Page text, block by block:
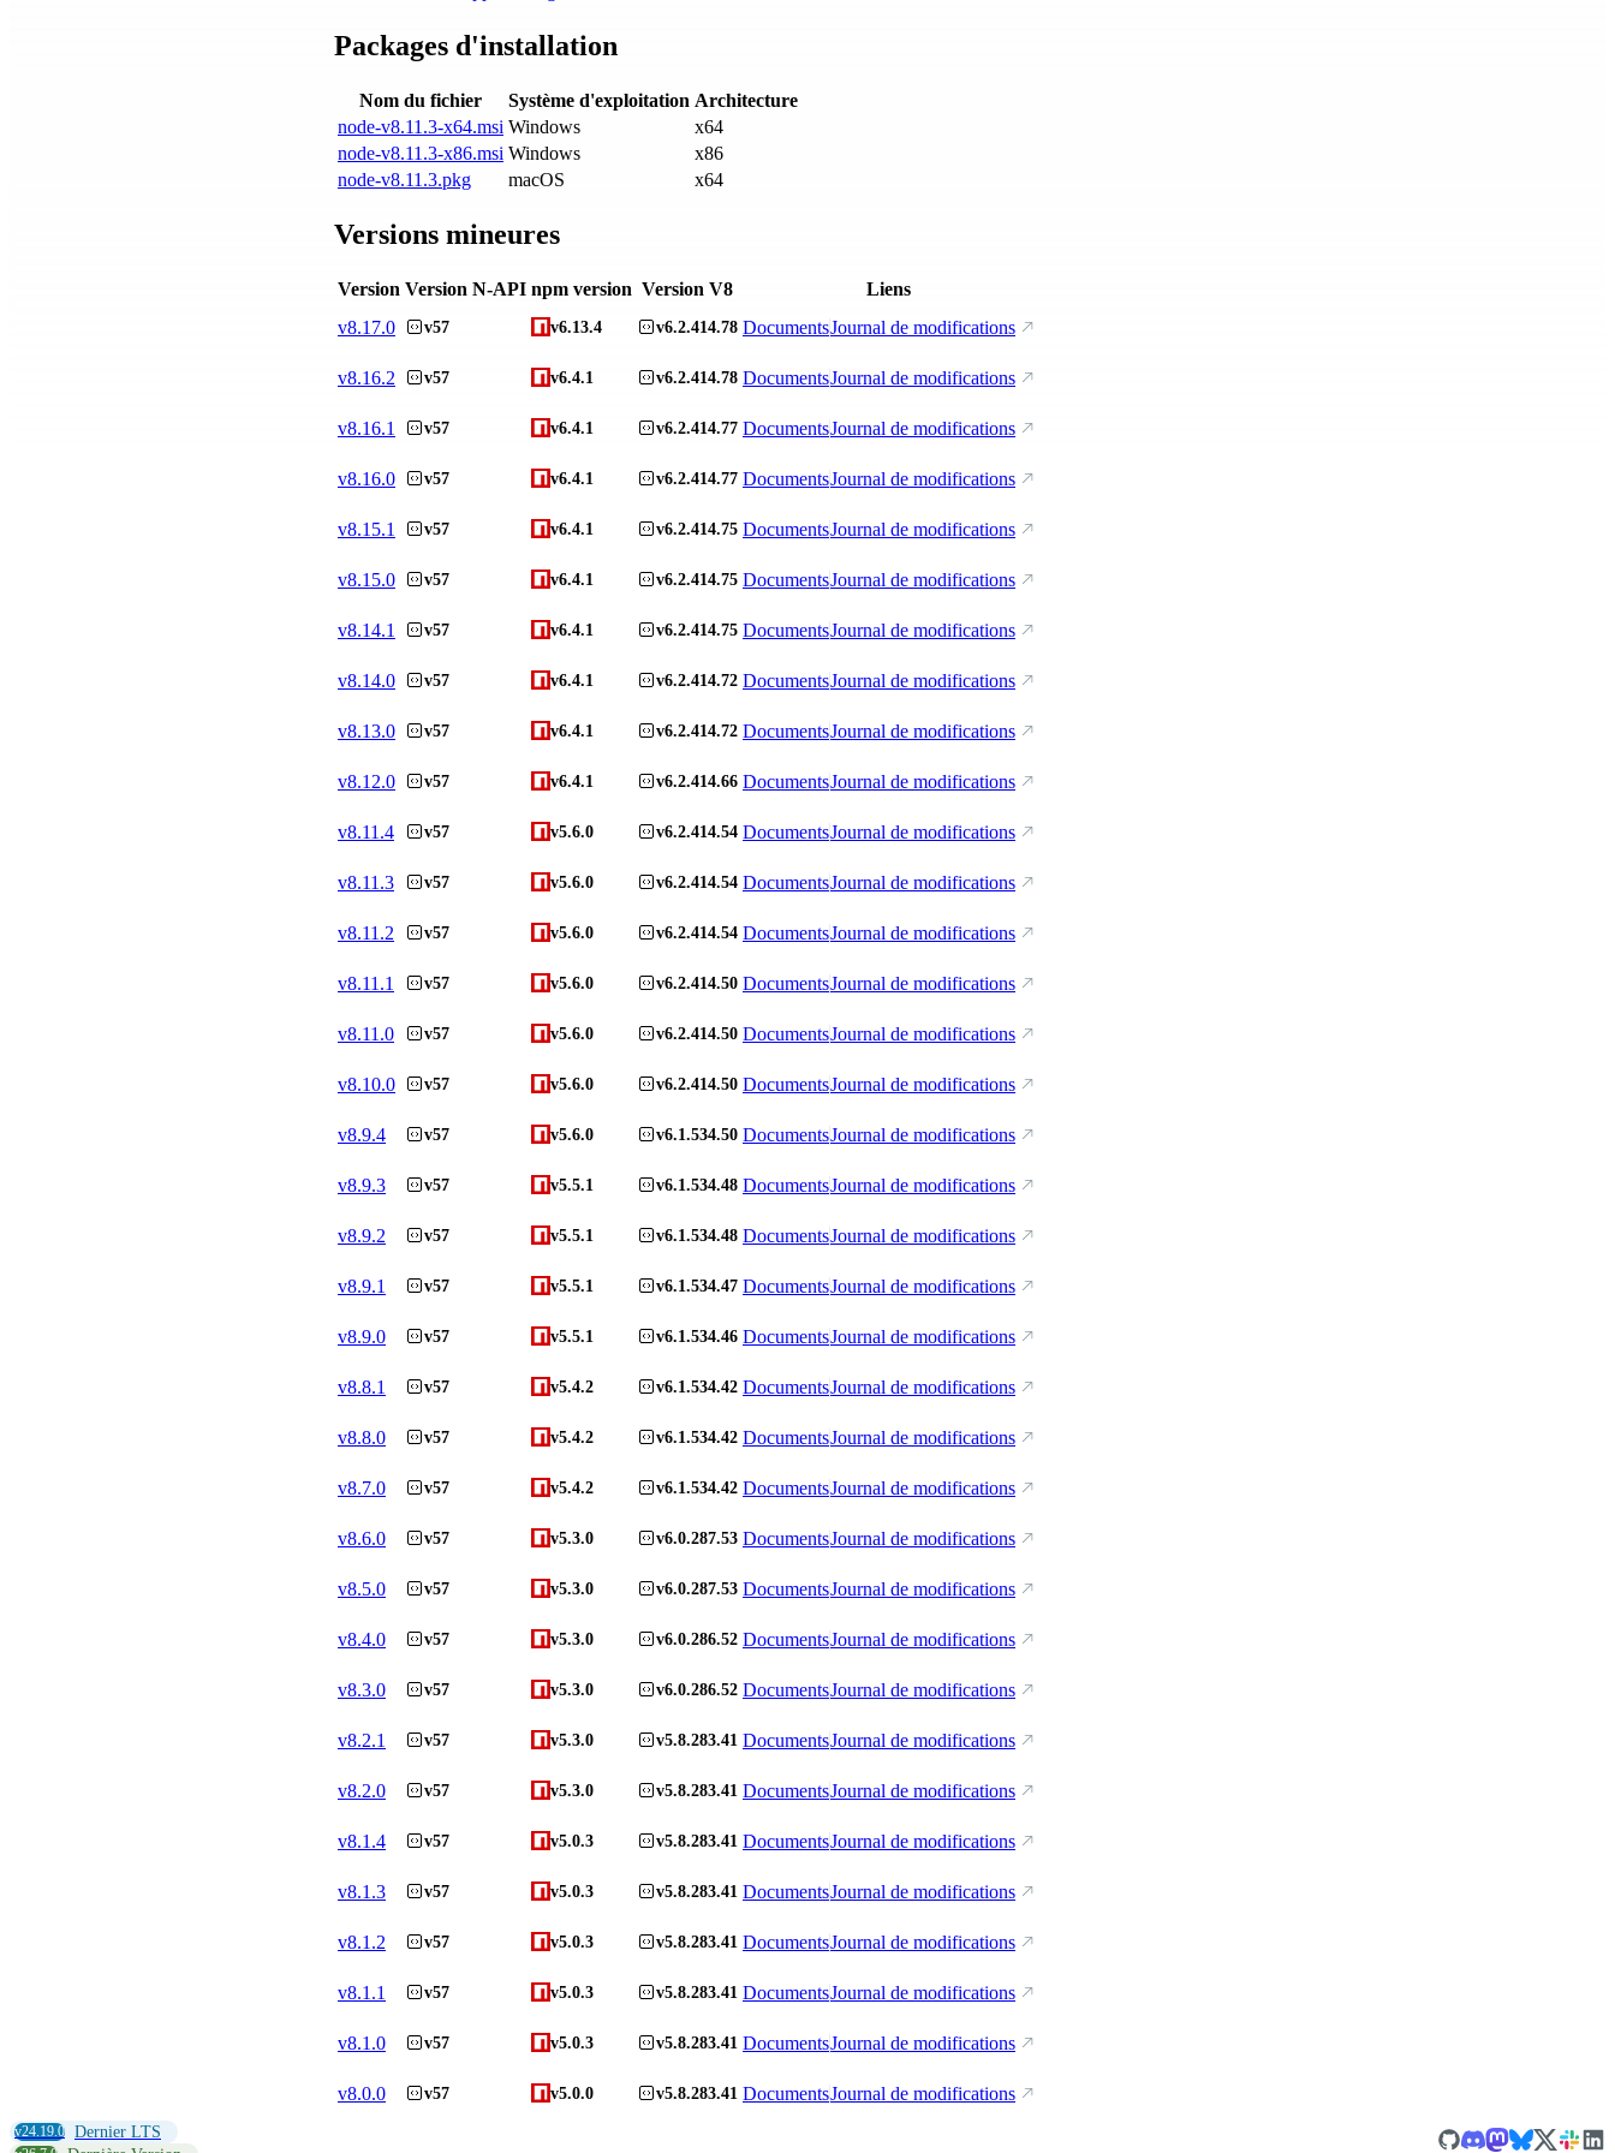
Packages d'installation
Nom du fichier Système d'exploitation Architecture
node-v8.11.3-x64.msi Windows
x64
node-v8.11.3-x86.msi Windows
x86
node-v8.11.3.pkg
macOS x64
Versions mineures
Version Version N-API npm version Version V8
Liens
v8.17.0 v57 v6.13.4 v6.2.414.78 DocumentsJournal de modifications
v8.16.2 v57 v6.4.1 v6.2.414.78 DocumentsJournal de modifications
v8.16.1 v57 v6.4.1 v6.2.414.77 DocumentsJournal de modifications
v8.16.0 v57 v6.4.1 v6.2.414.77 DocumentsJournal de modifications
v8.15.1 v57 v6.4.1 v6.2.414.75 DocumentsJournal de modifications
v8.15.0 v57 v6.4.1 v6.2.414.75 DocumentsJournal de modifications
v8.14.1 v57 v6.4.1 v6.2.414.75 DocumentsJournal de modifications
v8.14.0 v57 v6.4.1 v6.2.414.72 DocumentsJournal de modifications
v8.13.0 v57 v6.4.1 v6.2.414.72 DocumentsJournal de modifications
v8.12.0 v57 v6.4.1 v6.2.414.66 DocumentsJournal de modifications
v8.11.4 v57 v5.6.0 v6.2.414.54 DocumentsJournal de modifications
v8.11.3 v57 v5.6.0 v6.2.414.54 DocumentsJournal de modifications
v8.11.2 v57 v5.6.0 v6.2.414.54 DocumentsJournal de modifications
v8.11.1 v57 v5.6.0 v6.2.414.50 DocumentsJournal de modifications
v8.11.0 v57 v5.6.0 v6.2.414.50 DocumentsJournal de modifications
v8.10.0 v57 v5.6.0 v6.2.414.50 DocumentsJournal de modifications
v8.9.4 v57 v5.6.0 v6.1.534.50 DocumentsJournal de modifications
v8.9.3 v57 v5.5.1 v6.1.534.48 DocumentsJournal de modifications
v8.9.2 v57 v5.5.1 v6.1.534.48 DocumentsJournal de modifications
v8.9.1 v57 v5.5.1 v6.1.534.47 DocumentsJournal de modifications
v8.9.0 v57 v5.5.1 v6.1.534.46 DocumentsJournal de modifications
v8.8.1 v57 v5.4.2 v6.1.534.42 DocumentsJournal de modifications
v8.8.0 v57 v5.4.2 v6.1.534.42 DocumentsJournal de modifications
v8.7.0 v57 v5.4.2 v6.1.534.42 DocumentsJournal de modifications
v8.6.0 v57 v5.3.0 v6.0.287.53 DocumentsJournal de modifications
v8.5.0 v57 v5.3.0 v6.0.287.53 DocumentsJournal de modifications
v8.4.0 v57 v5.3.0 v6.0.286.52 DocumentsJournal de modifications
v8.3.0 v57 v5.3.0 v6.0.286.52 DocumentsJournal de modifications
v8.2.1 v57 v5.3.0 v5.8.283.41 DocumentsJournal de modifications
v8.2.0 v57 v5.3.0 v5.8.283.41 DocumentsJournal de modifications
v8.1.4 v57 v5.0.3 v5.8.283.41 DocumentsJournal de modifications
v8.1.3 v57 v5.0.3 v5.8.283.41 DocumentsJournal de modifications
v8.1.2 v57 v5.0.3 v5.8.283.41 DocumentsJournal de modifications
v8.1.1 v57 v5.0.3 v5.8.283.41 DocumentsJournal de modifications
v8.1.0 v57 v5.0.3 v5.8.283.41 DocumentsJournal de modifications
v8.0.0 v57 v5.0.0 v5.8.283.41 DocumentsJournal de modifications
v24.19.0 Dernier LTS